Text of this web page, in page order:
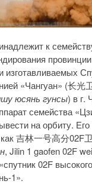
к
изготавливаемых
«Чангуан» (长光
юсянь гунсы) в г.
семейства
на орбиту.
吉林一号高分02F
, Jilin 1 gaofen 02F
02F
1».